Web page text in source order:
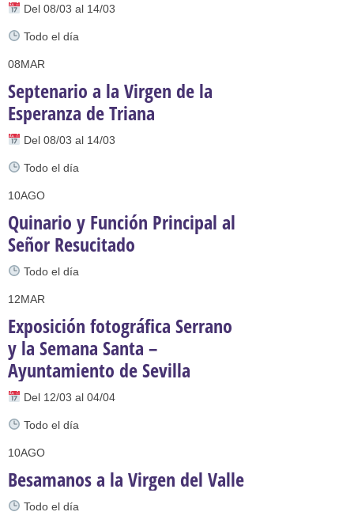
Del 08/03 al 14/03
Todo el día
08MAR
Septenario a la Virgen de la
Esperanza de Triana
Del 08/03 al 14/03
Todo el día
10AGO
Quinario y Función Principal al
Señor Resucitado
Todo el día
12MAR
Exposición fotográfica Serrano
y la Semana Santa –
Ayuntamiento de Sevilla
Del 12/03 al 04/04
Todo el día
10AGO
Besamanos a la Virgen del Valle
Todo el día